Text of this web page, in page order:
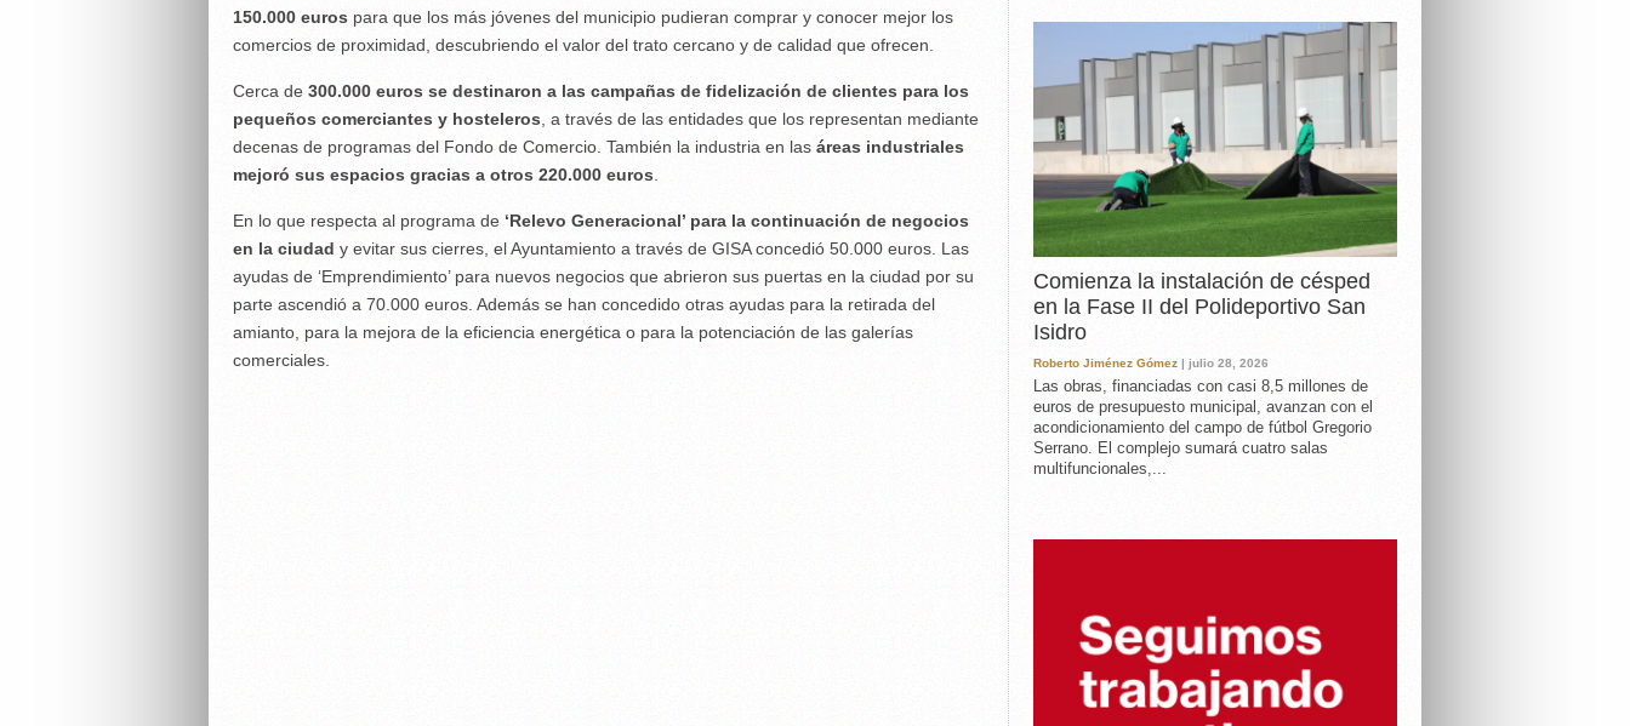
150.000 euros para que los más jóvenes del municipio pudieran comprar y conocer mejor los
comercios de proximidad, descubriendo el valor del trato cercano y de calidad que ofrecen.
Cerca de 300.000 euros se destinaron a las campañas de fidelización de clientes para los
pequeños comerciantes y hosteleros , a través de las entidades que los representan mediante
decenas de programas del Fondo de Comercio. También la industria en las áreas industriales
mejoró sus espacios gracias a otros 220.000 euros
En lo que respecta al programa de ‘Relevo Generacional’ para la continuación de negocios
en la ciudad y evitar sus cierres, el Ayuntamiento a través de GISA concedió 50.000 euros. Las
ayudas de ‘Emprendimiento’ para nuevos negocios que abrieron sus puertas en la ciudad por su
parte ascendió a 70.000 euros. Además se han concedido otras ayudas para la retirada del
amianto, para la mejora de la eficiencia energética o para la potenciación de las galerías
comerciales.
Comienza la instalación de césped
en la Fase II del Polideportivo San
Isidro
Roberto Jiménez Gómez | julio 28, 2026
Las obras, financiadas con casi 8,5 millones de
euros de presupuesto municipal, avanzan con el
acondicionamiento del campo de fútbol Gregorio
Serrano. El complejo sumará cuatro salas
multifuncionales,...